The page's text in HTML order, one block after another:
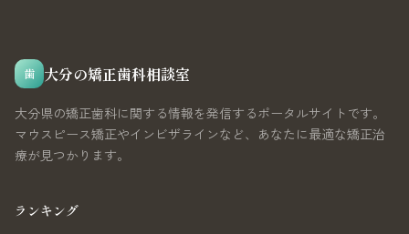
歯 大分の矯正歯科相談室
大分県の矯正歯科に関する情報を発信するポータルサイトです。
マウスピース矯正やインビザラインなど、あなたに最適な矯正治
療が見つかります。
ランキング